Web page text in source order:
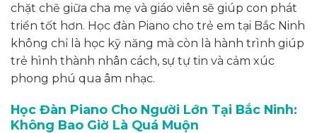
chặt chẽ giữa cha mẹ và giáo viên sẽ giúp con phát
triển tốt hơn. Học đàn Piano cho trẻ em tại Bắc Ninh
không chỉ là học kỹ năng mà còn là hành trình giúp
trẻ hình thành nhân cách, sự tự tin và cảm xúc
phong phú qua âm nhạc.
Học Đàn Piano Cho Người Lớn Tại Bắc Ninh:
Không Bao Giờ Là Quá Muộn